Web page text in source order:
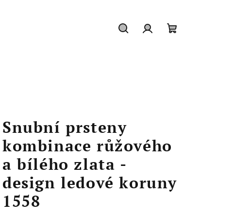
Snubní prsteny
kombinace růžového
a bílého zlata -
design ledové koruny
1558